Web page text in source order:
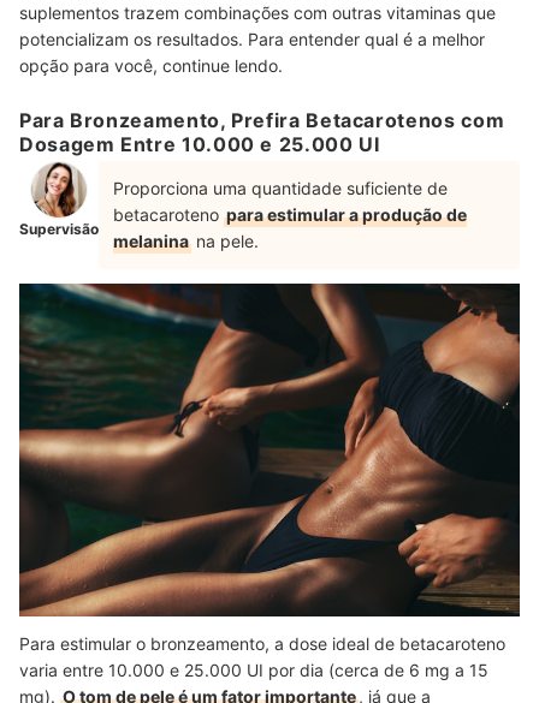
suplementos trazem combinações com outras vitaminas que
potencializam os resultados. Para entender qual é a melhor
opção para você, continue lendo.
Para Bronzeamento, Prefira Betacarotenos com
Dosagem Entre 10.000 e 25.000 UI
Supervisão
Proporciona uma quantidade suficiente de
betacaroteno para estimular a produção de
melanina na pele.
Para estimular o bronzeamento, a dose ideal de betacaroteno
varia entre 10.000 e 25.000 UI por dia (cerca de 6 mg a 15
mg). O tom de pele é um fator importante, já que a